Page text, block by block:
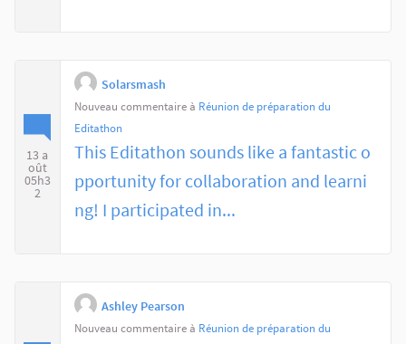
13 a
oût
05h3
2
Solarsmash
Nouveau commentaire à Réunion de préparation du
Editathon
This Editathon sounds like a fantastic o
pportunity for collaboration and learni
ng! I participated in...
Ashley Pearson
Nouveau commentaire à Réunion de préparation du